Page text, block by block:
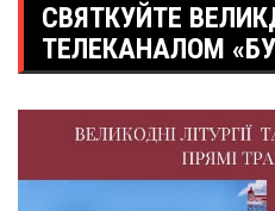
СВЯТКУЙТЕ
ТЕЛЕКАНАЛОМ